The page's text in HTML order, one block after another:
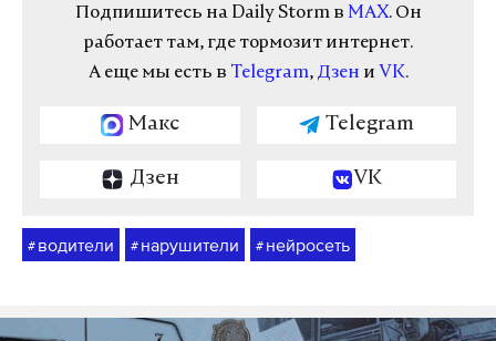
Подпишитесь на Daily Storm в MAX. Он
работает там, где тормозит интернет.
А еще мы есть в Telegram, Дзен и VK.
Макс Telegram
Дзен VK
# водители # нарушители # нейросеть